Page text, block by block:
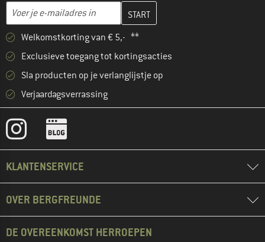
E-mailadres
Vul je e-mailadres hier in en maak in de volgende stap je
Welkomstkorting van € 5,- **
Exclusieve toegang tot kortingsacties
Sla producten op je verlanglijstje op
Verjaardagsverrassing
KLANTENSERVICE
OVER BERGFREUNDE
DE OVEREENKOMST HERROEPEN